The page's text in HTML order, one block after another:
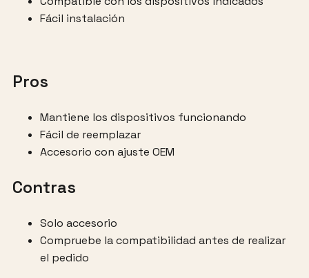
Fácil instalación
Pros
Mantiene los dispositivos funcionando
Fácil de reemplazar
Accesorio con ajuste OEM
Contras
Solo accesorio
Compruebe la compatibilidad antes de realizar
el pedido